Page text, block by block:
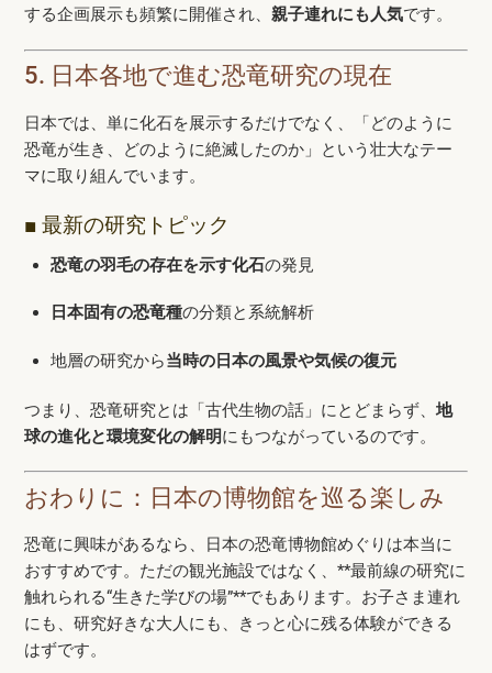
する企画展示も頻繁に開催され、親子連れにも人気です。
5. 日本各地で進む恐竜研究の現在
日本では、単に化石を展示するだけでなく、「どのように
恐竜が生き、どのように絶滅したのか」という壮大なテー
マに取り組んでいます。
■ 最新の研究トピック
恐竜の羽毛の存在を示す化石の発見
日本固有の恐竜種の分類と系統解析
地層の研究から当時の日本の風景や気候の復元
つまり、恐竜研究とは「古代生物の話」にとどまらず、地
球の進化と環境変化の解明にもつながっているのです。
おわりに：日本の博物館を巡る楽しみ
恐竜に興味があるなら、日本の恐竜博物館めぐりは本当に
おすすめです。ただの観光施設ではなく、**最前線の研究に
触れられる“生きた学びの場”**でもあります。お子さま連れ
にも、研究好きな大人にも、きっと心に残る体験ができる
はずです。